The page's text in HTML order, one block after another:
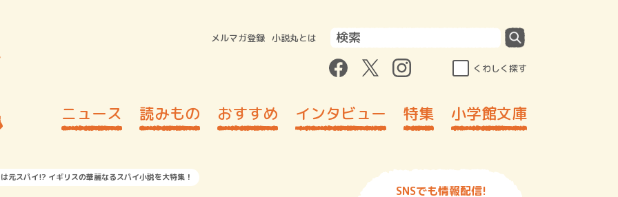
メルマガ登録 小説丸とは
くわしく探す
ニュース 読みもの おすすめ インタビュー 特集 小学館文庫
元スパイ!? イギリスの華麗なるスパイ小説を大特集！
SNSでも情報配信!